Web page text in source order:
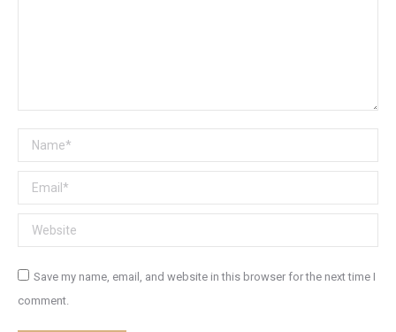
Name *
Email *
Website
Save my name, email, and website in this browser for the next time I
comment.